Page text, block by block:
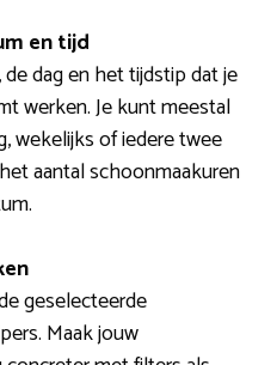
en tijd
dag en het tijdstip dat je
werken. Je kunt meestal
wekelijks of iedere twee
aantal schoonmaakuren
geselecteerde
Maak jouw